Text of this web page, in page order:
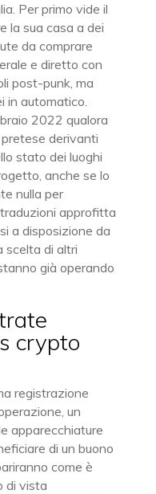
Per primo vide il
la sua casa a dei
da comprare
e diretto con
post-punk, ma
in automatico.
2022 qualora
derivanti
stato dei luoghi
anche se lo
nulla per
approfitta
a disposizione da
scelta di altri
già operando
crypto
registrazione
un
apparecchiature
di un buono
come è
di vista